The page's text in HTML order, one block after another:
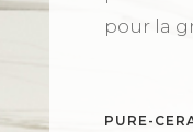
pour la
PURE-